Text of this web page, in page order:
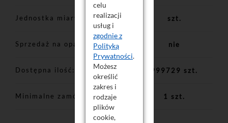
Jednostka miary szt.
Sprzedaż na opakowania nie
Dostępna ilość 999729 szt.
Minimalne zamówienie 1 szt.
celu
realizacji
usług i
zgodnie z
Polityką
Prywatności.
Możesz
określić
zakres i
rodzaje
plików
cookie,